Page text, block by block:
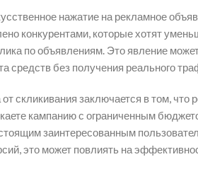
нажатие на рекламное
конкурентами, которые хотят
по объявлениям. Это явление
средств без получения реального
скликивания заключается в том, что
кампанию с ограниченным
заинтересованным
это может повлиять на